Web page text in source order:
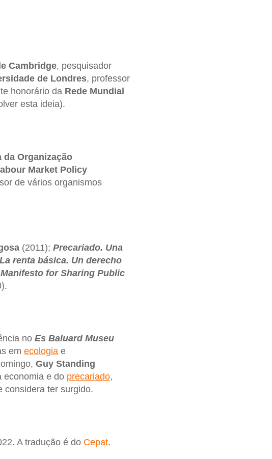
Cambridge, pesquisador
de Londres, professor
honorário da Rede Mundial
esta ideia).
da Organização
Market Policy
de vários organismos
(2011); Precariado. Una
La renta básica. Un derecho
for Sharing Public
no Es Baluard Museu
em ecologiae
Guy Standing
economia e do precariado,
considera ter surgido.
A tradução é do Cepat.